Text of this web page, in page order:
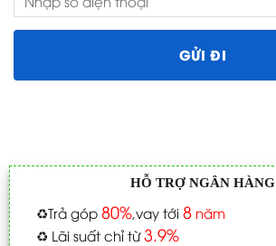
HỖ TRỢ NGÂN HÀNG
♻️Trả góp 80%,vay tới 8năm
♻️ Lãi suất chỉ từ3.9%